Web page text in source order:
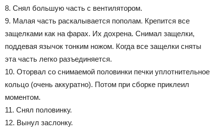
8. Снял большую часть с вентилятором.
9. Малая часть раскалывается пополам. Крепится все
защелками как на фарах. Их дохрена. Снимал защелки,
поддевая язычок тонким ножом. Когда все защелки сняты
эта часть легко разъединяется.
10. Оторвал со снимаемой половинки печки уплотнительное
кольцо (очень аккуратно). Потом при сборке приклеил
моментом.
11. Снял половинку.
12. Вынул заслонку.